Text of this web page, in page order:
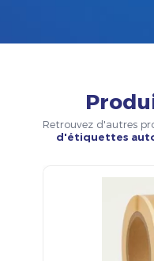
Retrouvez d'autres
d'étiquettes